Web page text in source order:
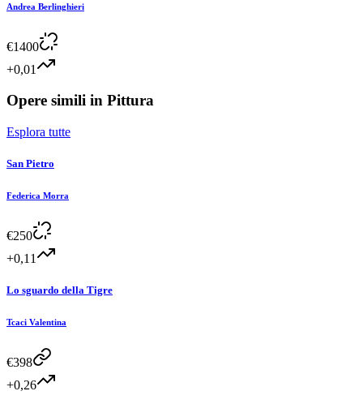
Andrea Berlinghieri
€1400
+0,01
Opere simili in Pittura
Esplora tutte
San Pietro
Federica Morra
€250
+0,11
Lo sguardo della Tigre
Tcaci Valentina
€398
+0,26